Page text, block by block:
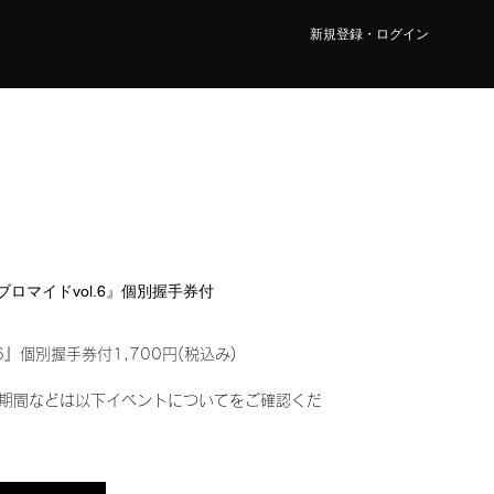
新規登録・ログイン
ロマイドvol.6』個別握手券付
』個別握手券付1,700円(税込み)
間などは以下イベントについてをご確認くだ